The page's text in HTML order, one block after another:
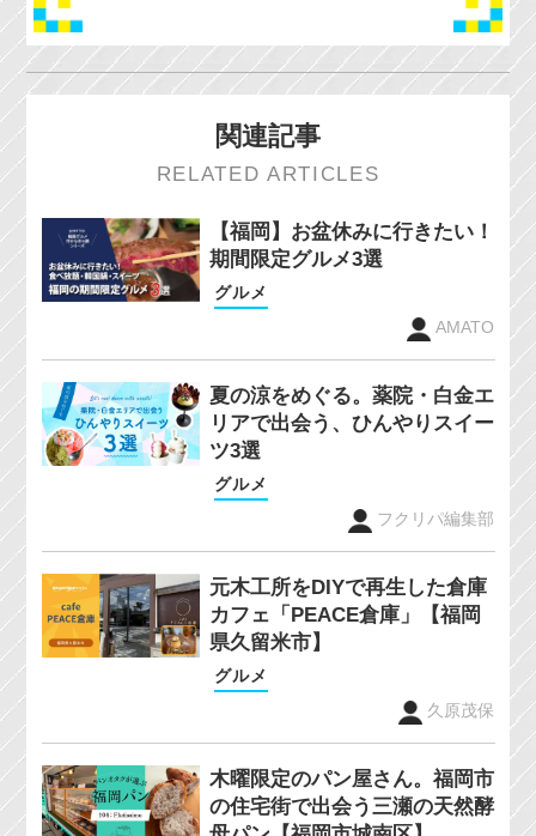
関連記事
RELATED ARTICLES
【福岡】お盆休みに行きたい！
期間限定グルメ3選
グルメ
AMATO
夏の涼をめぐる。薬院・白金エ
リアで出会う、ひんやりスイー
ツ3選
グルメ
フクリパ編集部
元木工所をDIYで再生した倉庫
カフェ「PEACE倉庫」【福岡
県久留米市】
グルメ
久原茂保
木曜限定のパン屋さん。福岡市
の住宅街で出会う三瀬の天然酵